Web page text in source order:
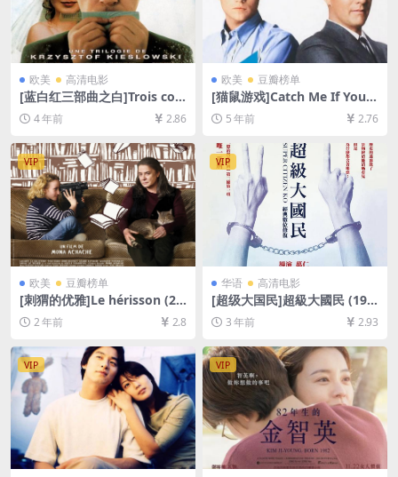
欧美 高清电影
[蓝白红三部曲之白]Trois coul
eurs: Blanc (1994)[百度网盘
+迅雷云盘资源1080P超清未
删减][MP4/5.7GB][中文字幕]
4 年前 2.86
欧美 豆瓣榜单
[猫鼠游戏]Catch Me If You C
an (2002)[百度网盘+迅雷云盘
资源1080P超清未删减][MP4/
9.1GB][中英字幕]
5 年前 2.76
VIP
欧美 豆瓣榜单
[刺猬的优雅]Le hérisson (20
09)[百度网盘+夸克网盘1080P
超清未删减资源][网盘在线播
幕]
2 年前 2.8
VIP
华语 高清电影
[超级大国民]超級大國民 (199
6)[百度网盘+夸克网盘1080P
超清未删减资源][网盘在线播
幕]
3 年前 2.93
VIP VIP